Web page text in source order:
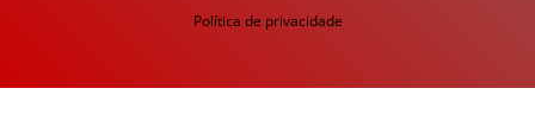
Política de privacidade